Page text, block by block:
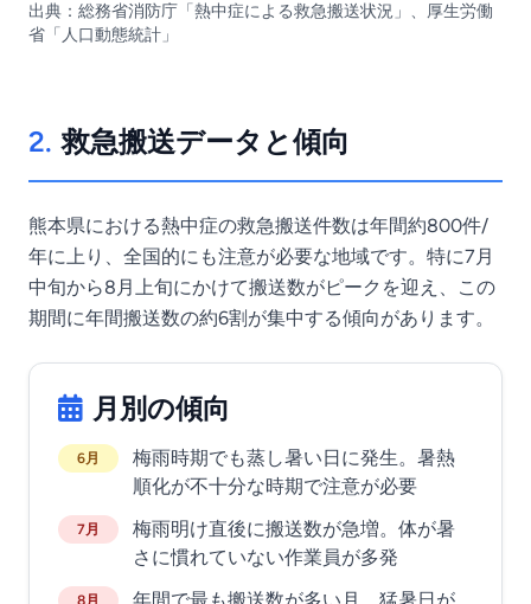
出典：総務省消防庁「熱中症による救急搬送状況」、厚生労働
省「人口動態統計」
2. 救急搬送データと傾向
熊本県における熱中症の救急搬送件数は年間約800件/
年に上り、全国的にも注意が必要な地域です。特に7月
中旬から8月上旬にかけて搬送数がピークを迎え、この
期間に年間搬送数の約6割が集中する傾向があります。
月別の傾向
6月
梅雨時期でも蒸し暑い日に発生。暑熱
順化が不十分な時期で注意が必要
7月
梅雨明け直後に搬送数が急増。体が暑
さに慣れていない作業員が多発
8月